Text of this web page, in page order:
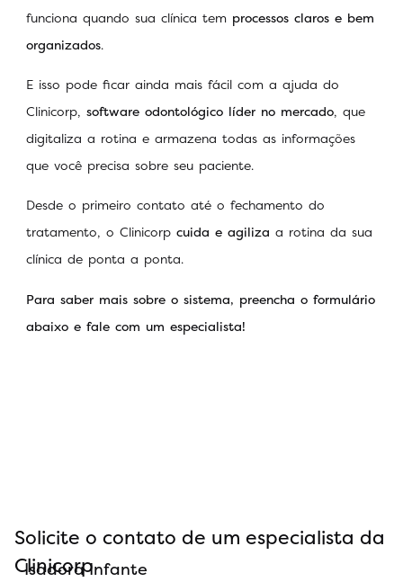
funciona quando sua clínica tem processos claros e bem
organizados.
E isso pode ficar ainda mais fácil com a ajuda do
Clinicorp, software odontológico líder no mercado, que
digitaliza a rotina e armazena todas as informações
que você precisa sobre seu paciente.
Desde o primeiro contato até o fechamento do
tratamento, o Clinicorp cuida e agiliza a rotina da sua
clínica de ponta a ponta.
Para saber mais sobre o sistema, preencha o formulário
abaixo e fale com um especialista!
Solicite o contato de um especialista da
Clinicorp
Isadora Infante